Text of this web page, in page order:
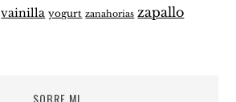
vainilla yogurt zanahorias zapallo
SOBRE MI